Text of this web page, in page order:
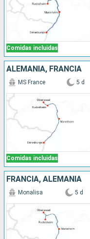
Comidas incluidas
ALEMANIA, FRANCIA
Comidas incluidas
MS France 5 d
FRANCIA, ALEMANIA
Monalisa 5 d